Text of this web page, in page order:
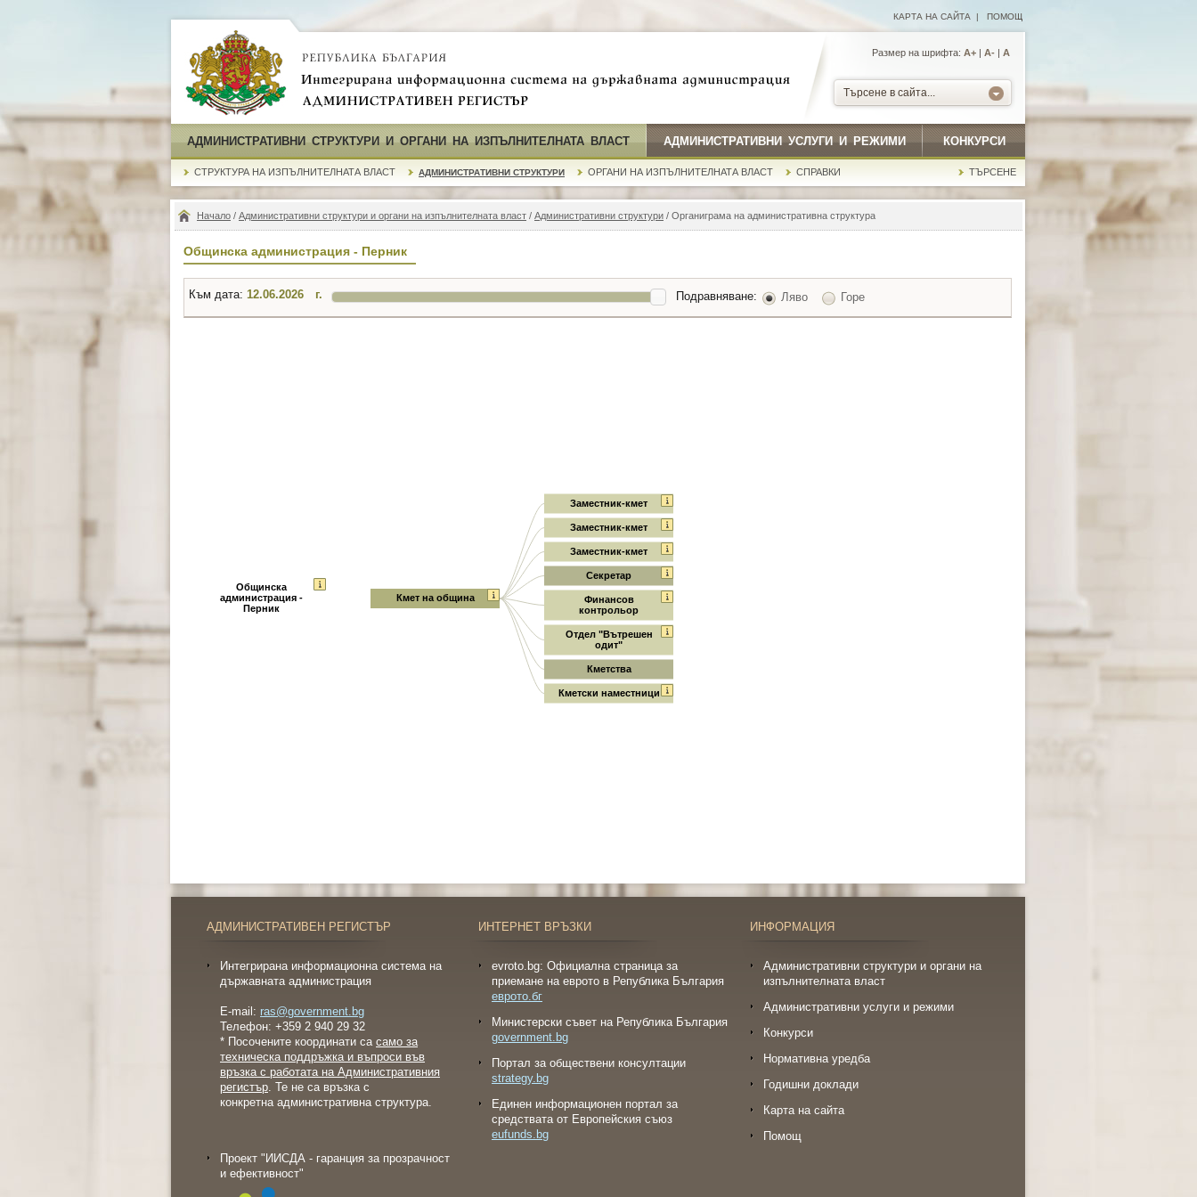
КАРТА НА САЙТА | ПОМОЩ
Размер на шрифта: А+ | A- | A
Търсене в сайта...
АДМИНИСТРАТИВНИ СТРУКТУРИ И ОРГАНИ НА ИЗПЪЛНИТЕЛНАТА ВЛАСТ АДМИНИСТРАТИВНИ УСЛУГИ И РЕЖИМИ КОНКУРСИ
СТРУКТУРА НА ИЗПЪЛНИТЕЛНАТА ВЛАСТ АДМИНИСТРАТИВНИ СТРУКТУРИ ОРГАНИ НА ИЗПЪЛНИТЕЛНАТА ВЛАСТ СПРАВКИ ТЪРСЕНЕ
Начало / Административни структури и органи на изпълнителната власт / Административни структури / Органиграма на административна структура
Общинска администрация - Перник
Към дата: г. Подравняване: Ляво Горе
Общинска
администрация -
Перник
Заместник-кмет
Заместник-кмет
Заместник-кмет
Секретар
Финансов
контрольор
Отдел "Вътрешен
одит"
Кметства
Кметски наместници
Кмет на община
АДМИНИСТРАТИВЕН РЕГИСТЪР
Интегрирана информационна система на
държавната администрация
E-mail: ras@government.bg
Телефон: +359 2 940 29 32
* Посочените координати са само за
техническа поддръжка и въпроси във
връзка с работата на Административния
регистър. Те не са връзка с
конкретна административна структура.
Проект "ИИСДА - гаранция за прозрачност
и ефективност"
ИНТЕРНЕТ ВРЪЗКИ
evroto.bg: Официална страница за
приемане на еврото в Република България
еврото.бг
Министерски съвет на Република България
government.bg
Портал за обществени консултации
strategy.bg
Eдинен информационен портал за
средствата от Европейския съюз
eufunds.bg
ИНФОРМАЦИЯ
Административни структури и органи на
изпълнителната власт
Административни услуги и режими
Конкурси
Нормативна уредба
Годишни доклади
Карта на сайта
Помощ